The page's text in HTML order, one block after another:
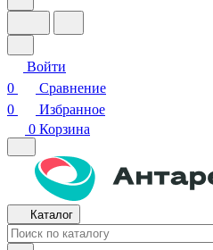
Войти
0
Сравнение
0
Избранное
0 Корзина
Каталог